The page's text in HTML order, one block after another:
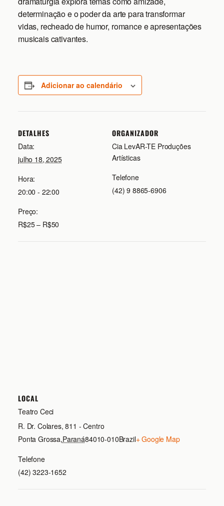
determinação e o poder da arte para transformar
vidas, recheado de humor, romance e apresentações
musicais cativantes.
Adicionar ao calendário
DETALHES
Data:
julho 18, 2025
Hora:
20:00 - 22:00
Preço:
R$25 – R$50
ORGANIZADOR
Cia LevAR-TE Produções
Artísticas
Telefone
(42) 9 8865-6906
LOCAL
Teatro Ceci
R. Dr. Colares, 811 - Centro
Ponta Grossa,Paraná84010-010Brazil+ Google Map
Telefone
(42) 3223-1652